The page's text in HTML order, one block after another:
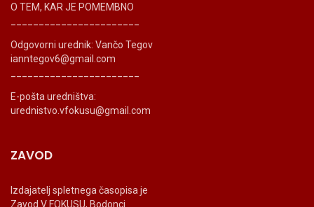
O TEM, KAR JE POMEMBNO
Odgovorni urednik: Vančo Tegov
ianntegov6@gmail.com
E-pošta uredništva:
urednistvo.vfokusu@gmail.com
ZAVOD
Izdajatelj spletnega časopisa je
Zavod V FOKUSU, Bodonci